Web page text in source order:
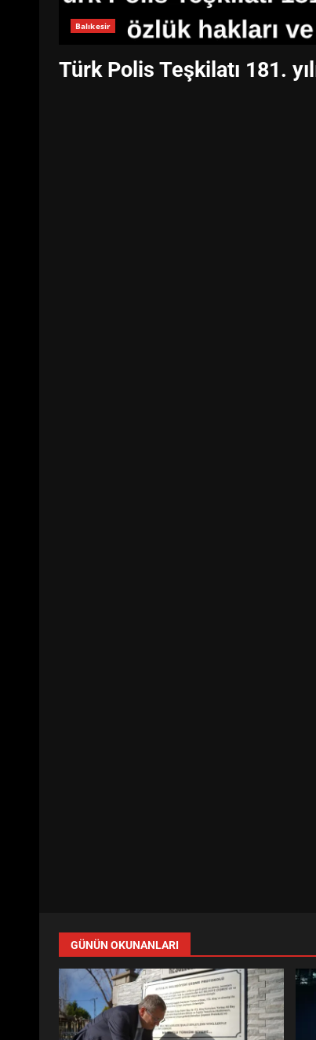
Balıkesir
Türk Polis Teşkilatı 181.
GÜNÜN OKUNANLARI